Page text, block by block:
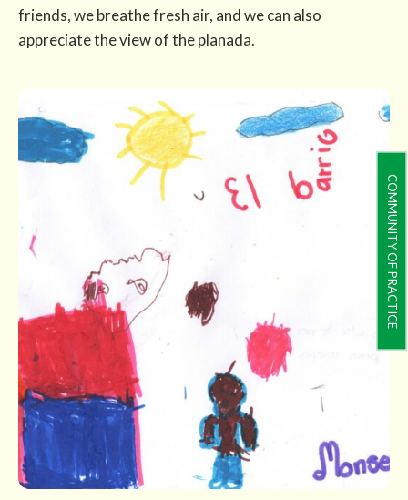
COMMUNITY OF PRACTICE
friends, we breathe fresh air, and we can also
appreciate the view of the planada.